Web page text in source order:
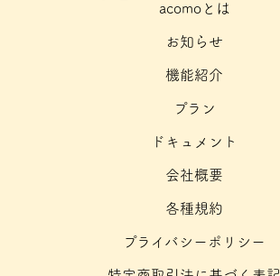
acomoとは
お知らせ
機能紹介
プラン
ドキュメント
会社概要
各種規約
プライバシーポリシー